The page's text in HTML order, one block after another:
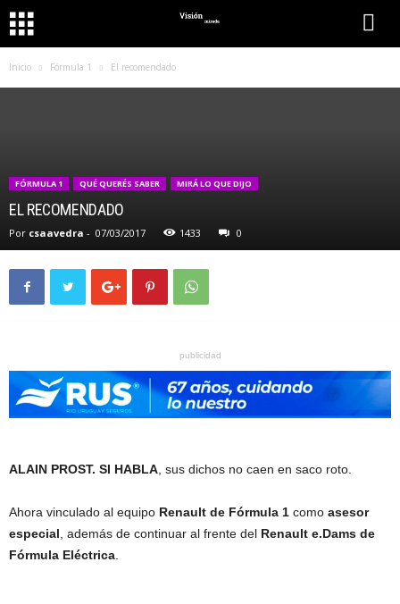
Inicio Fórmula 1 El recomendado
FÓRMULA 1 QUÉ QUERÉS SABER MIRÁ LO QUE DIJO
EL RECOMENDADO
Por csaavedra - 07/03/2017 1433 0
publicidad
ALAIN PROST. SI HABLA , sus dichos no caen en saco roto.
Ahora vinculado al equipo Renault de Fórmula 1 como asesor
especial , además de continuar al frente del Renault e.Dams de
Fórmula Eléctrica